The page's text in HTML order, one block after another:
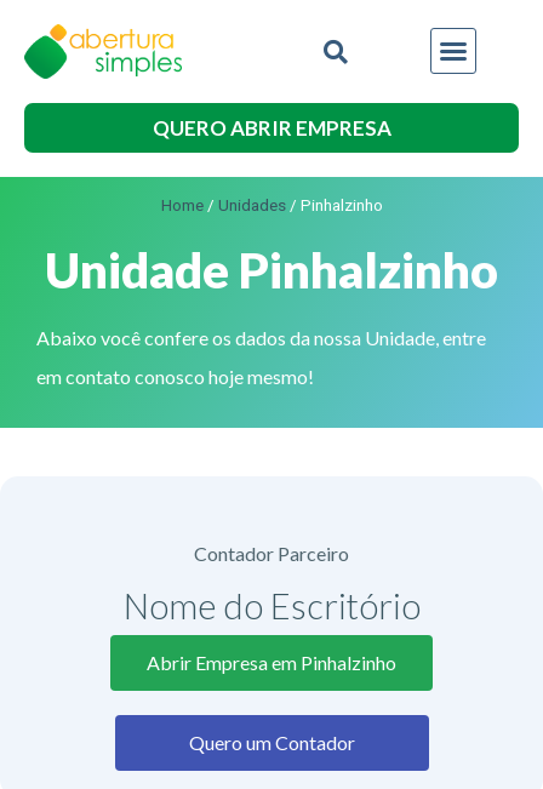
QUERO ABRIR EMPRESA
Home/ Unidades/ Pinhalzinho
Unidade Pinhalzinho
Abaixo você confere os dados da nossa Unidade, entre
em contato conosco hoje mesmo!
Contador Parceiro
Nome do Escritório​
Abrir Empresa em Pinhalzinho
Quero um Contador